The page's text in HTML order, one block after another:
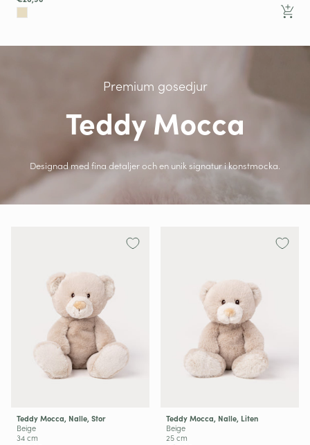
Premium gosedjur
Teddy Mocca
Designad med fina detaljer och en unik signatur i konstmocka.
Teddy Mocca, Nalle, Stor
Beige
34 cm
Teddy Mocca, Nalle, Liten
Beige
25 cm